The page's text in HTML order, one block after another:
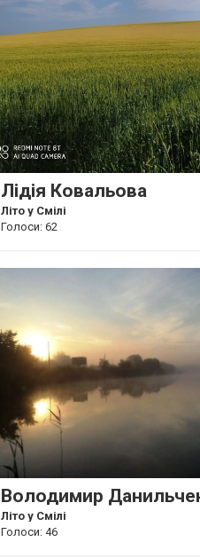
Лідія Ковальова
Літо у Смілі
Голоси: 62
Володимир
Літо у Смілі
Голоси: 46